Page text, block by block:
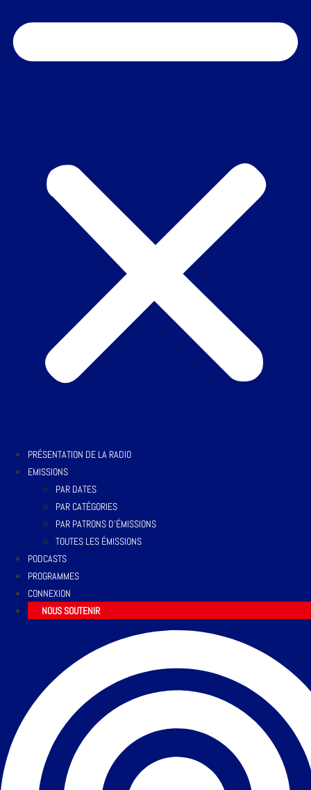
PRÉSENTATION DE LA RADIO
EMISSIONS
PAR DATES
PAR CATÉGORIES
PAR PATRONS D’ÉMISSIONS
TOUTES LES ÉMISSIONS
PODCASTS
PROGRAMMES
CONNEXION
NOUS SOUTENIR